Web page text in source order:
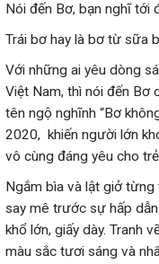
Nói đến Bơ, bạn nghĩ tới
Trái bơ hay là bơ từ sữa
Với những ai yêu dòng
Việt Nam, thì nói đến Bơ
tên ngộ nghĩnh “Bơ
2020, khiến người lớn
vô cùng đáng yêu cho
Ngắm bìa và lật giở
say mê trước sự hấp
khổ lớn, giấy dày. Tranh
màu sắc tươi sáng và